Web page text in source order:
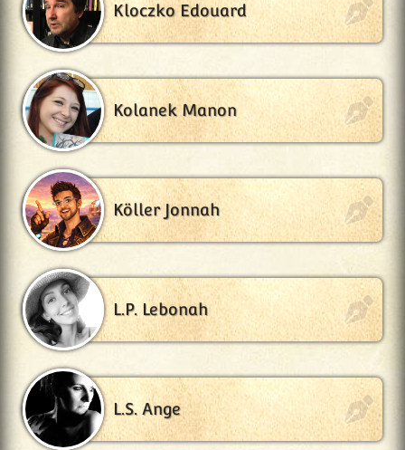
Kloczko Edouard
Kolanek Manon
Köller Jonnah
L.P. Lebonah
L.S. Ange